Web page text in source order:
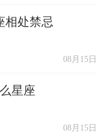
相处禁忌
08月15日
星座
08月15日